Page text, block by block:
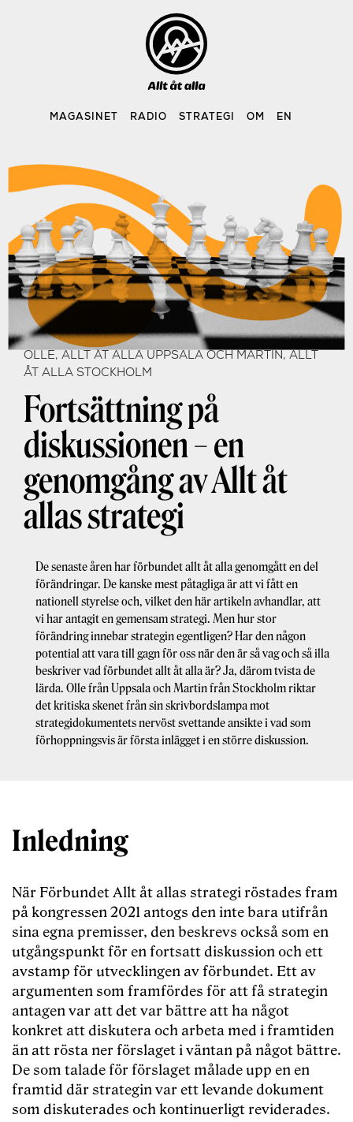
MAGASINET RADIO STRATEGI OM EN
OLLE, ALLT ÅT ALLA UPPSALA OCH MARTIN, ALLT
ÅT ALLA STOCKHOLM
Fortsättning på
diskussionen – en
genomgång av Allt åt
allas strategi
De senaste åren har förbundet allt åt alla genomgått en del
förändringar. De kanske mest påtagliga är att vi fått en
nationell styrelse och, vilket den här artikeln avhandlar, att
vi har antagit en gemensam strategi. Men hur stor
förändring innebar strategin egentligen? Har den någon
potential att vara till gagn för oss när den är så vag och så illa
beskriver vad förbundet allt åt alla är? Ja, därom tvista de
lärda. Olle från Uppsala och Martin från Stockholm riktar
det kritiska skenet från sin skrivbordslampa mot
strategidokumentets nervöst svettande ansikte i vad som
förhoppningsvis är första inlägget i en större diskussion.
Inledning
När Förbundet Allt åt allas strategi röstades fram
på kongressen 2021 antogs den inte bara utifrån
sina egna premisser, den beskrevs också som en
utgångspunkt för en fortsatt diskussion och ett
avstamp för utvecklingen av förbundet. Ett av
argumenten som framfördes för att få strategin
antagen var att det var bättre att ha något
konkret att diskutera och arbeta med i framtiden
än att rösta ner förslaget i väntan på något bättre.
De som talade för förslaget målade upp en en
framtid där strategin var ett levande dokument
som diskuterades och kontinuerligt reviderades.